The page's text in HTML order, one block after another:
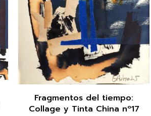
Fragmentos del tiempo:
Collage y Tinta China nº17